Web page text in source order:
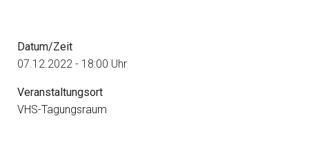
Datum/Zeit
07.12.2022 - 18:00 Uhr
Veranstaltungsort
VHS-Tagungsraum